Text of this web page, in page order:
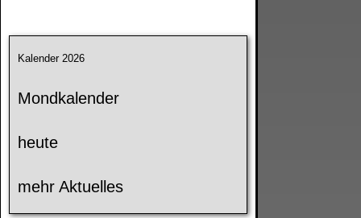
Kalender 2026
Mondkalender
heute
mehr Aktuelles